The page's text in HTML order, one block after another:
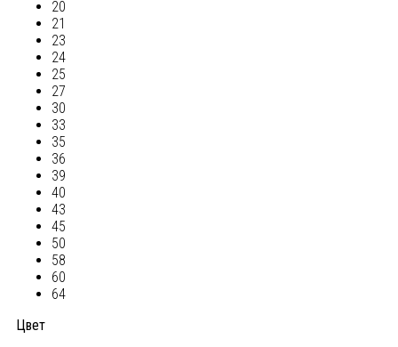
20
21
23
24
25
27
30
33
35
36
39
40
43
45
50
58
60
64
Цвет